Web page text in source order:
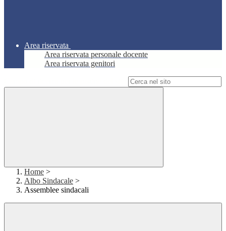
Area riservata
Area riservata personale docente
Area riservata genitori
Home >
Albo Sindacale >
Assemblee sindacali